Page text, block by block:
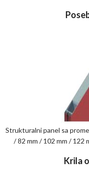
Strukturalni panel sa
/ 82 mm / 102 mm / 122
Krila